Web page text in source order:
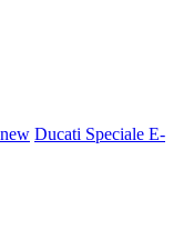
new Ducati Speciale E-